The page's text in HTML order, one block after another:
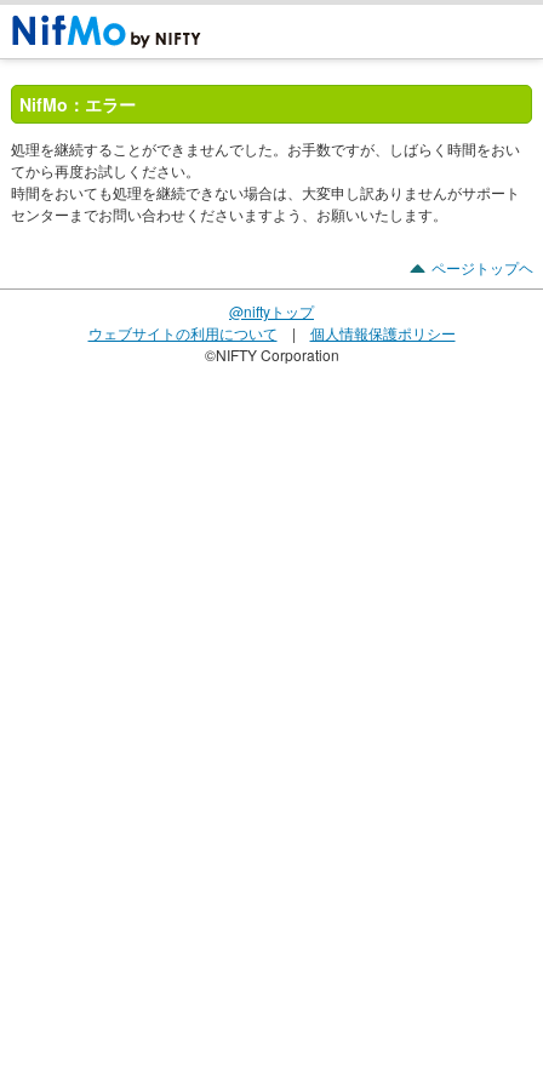
NifMo：エラー
処理を継続することができませんでした。お手数ですが、しばらく時間をおい
てから再度お試しください。
時間をおいても処理を継続できない場合は、大変申し訳ありませんがサポート
センターまでお問い合わせくださいますよう、お願いいたします。
ページトップヘ
@niftyトップ
ウェブサイトの利用について | 個人情報保護ポリシー
©NIFTY Corporation